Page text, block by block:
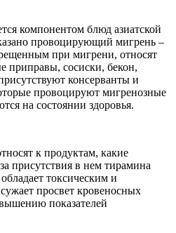
компонентом блюд азиатской
провоцирующий мигрень –
при мигрени, относят
приправы, сосиски, бекон,
консерванты и
провоцируют мигренозные
на состоянии здоровья.
к продуктам, какие
присутствия в нем тирамина
токсическим и
просвет кровеносных
показателей